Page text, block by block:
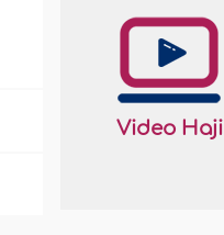
Video Haji